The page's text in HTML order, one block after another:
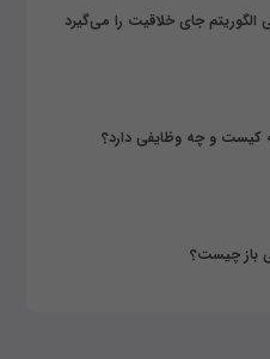
الگوریتم جای خلاقیت را می‌گیرد
کیست و چه وظایفی دارد؟
باز چیست؟